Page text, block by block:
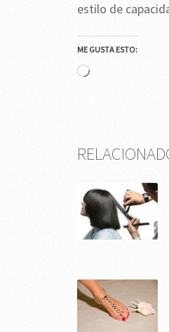
estilo de
ME GUSTA ESTO:
Cargando...